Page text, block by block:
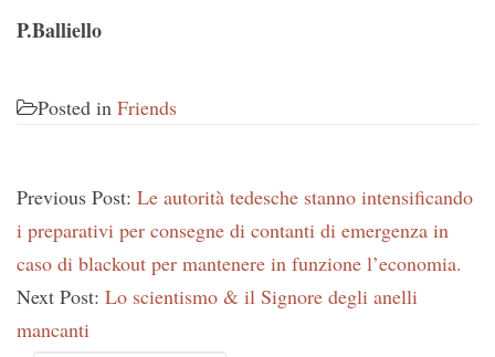
P.Balliello
Posted in Friends
Previous Post: Le autorità tedesche stanno intensificando
i preparativi per consegne di contanti di emergenza in
caso di blackout per mantenere in funzione l’economia.
Next Post: Lo scientismo & il Signore degli anelli
mancanti